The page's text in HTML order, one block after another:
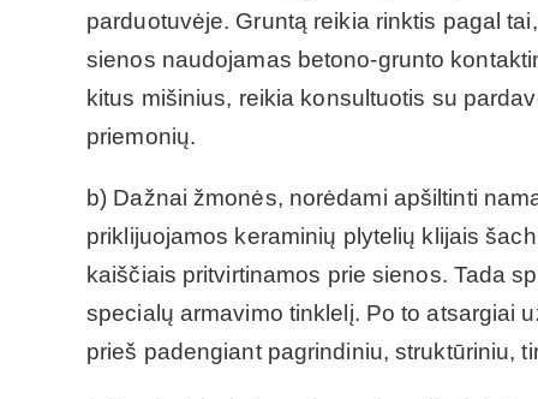
parduotuvėje. Gruntą reikia rinktis pagal
sienos naudojamas betono-grunto
kitus mišinius, reikia konsultuotis su
priemonių.
b) Dažnai žmonės, norėdami apšiltinti
priklijuojamos keraminių plytelių klijais
kaiščiais pritvirtinamos prie sienos. Tada
specialų armavimo tinklelį. Po to atsargiai
prieš padengiant pagrindiniu, struktūriniu,